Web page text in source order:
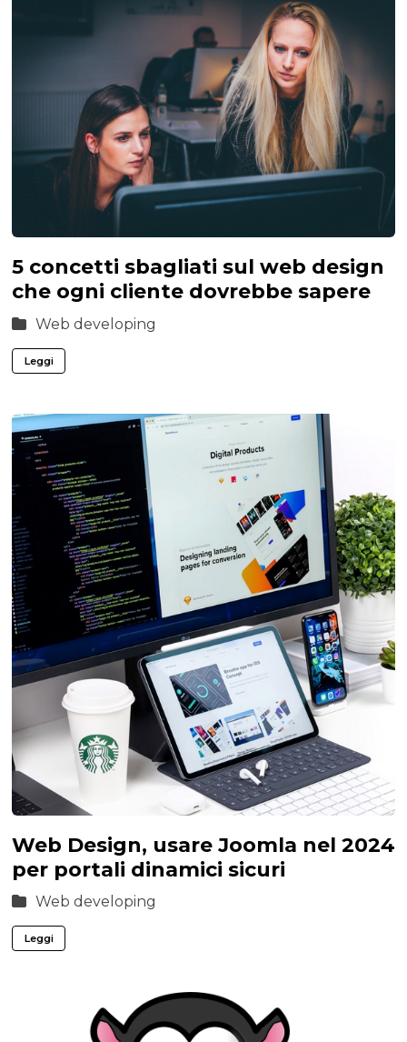
5 concetti sbagliati sul web design
che ogni cliente dovrebbe sapere
Web developing
Leggi
Web Design, usare Joomla nel 2024
per portali dinamici sicuri
Web developing
Leggi